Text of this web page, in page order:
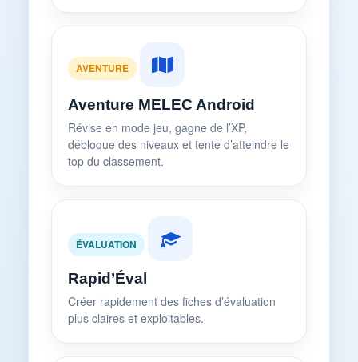
AVENTURE
Aventure MELEC Android
Révise en mode jeu, gagne de l’XP,
débloque des niveaux et tente d’atteindre le
top du classement.
ÉVALUATION
Rapid’Éval
Créer rapidement des fiches d’évaluation
plus claires et exploitables.